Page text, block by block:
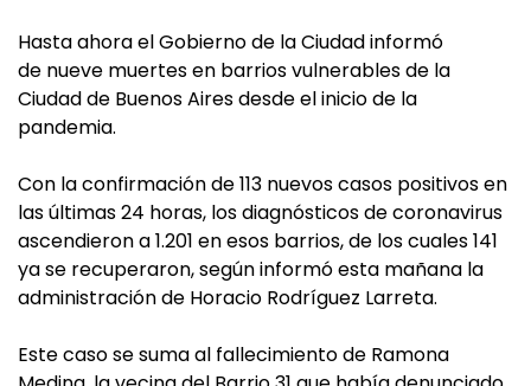
Hasta ahora el Gobierno de la Ciudad informó
de nueve muertes en barrios vulnerables de la
Ciudad de Buenos Aires desde el inicio de la
pandemia.
Con la confirmación de 113 nuevos casos positivos en
las últimas 24 horas, los diagnósticos de coronavirus
ascendieron a 1.201 en esos barrios, de los cuales 141
ya se recuperaron, según informó esta mañana la
administración de Horacio Rodríguez Larreta.
Este caso se suma al fallecimiento de Ramona